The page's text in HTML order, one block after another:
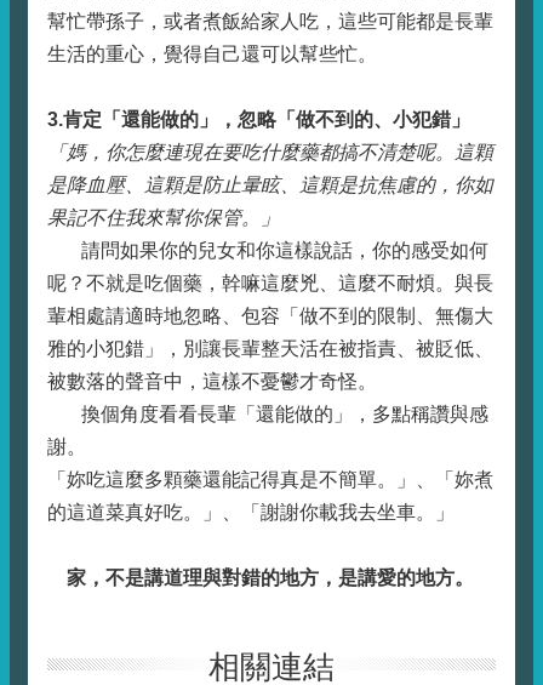
幫忙帶孫子，或者煮飯給家人吃，這些可能都是長輩
生活的重心，覺得自己還可以幫些忙。
3.肯定「還能做的」，忽略「做不到的、小犯錯」
「媽，你怎麼連現在要吃什麼藥都搞不清楚呢。這顆
是降血壓、這顆是防止暈眩、這顆是抗焦慮的，你如
果記不住我來幫你保管。」
請問如果你的兒女和你這樣說話，你的感受如何
呢？不就是吃個藥，幹嘛這麼兇、這麼不耐煩。與長
輩相處請適時地忽略、包容「做不到的限制、無傷大
雅的小犯錯」，別讓長輩整天活在被指責、被貶低、
被數落的聲音中，這樣不憂鬱才奇怪。
換個角度看看長輩「還能做的」，多點稱讚與感
謝。
「妳吃這麼多顆藥還能記得真是不簡單。」、「妳煮
的這道菜真好吃。」、「謝謝你載我去坐車。」
家，不是講道理與對錯的地方，是講愛的地方。
相關連結